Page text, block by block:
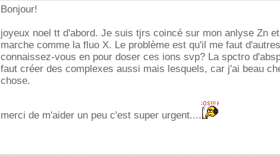
Bonjour!
joyeux noel tt d'abord. Je suis tjrs coincé sur mon anlyse Zn
marche comme la fluo X. Le problème est qu'il me faut
connaissez-vous en pour doser ces ions svp? La spctro
faut créer des complexes aussi mais lesquels, car j'ai beau
chose.
merci de m'aider un peu c'est super urgent....